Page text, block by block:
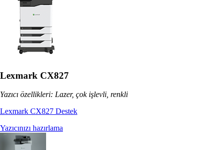
Lexmark CX827
Yazıcı özellikleri: Lazer, çok işlevli, renkli
Lexmark CX827 Destek
Yazıcınızı hazırlama